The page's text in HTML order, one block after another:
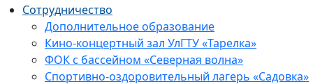
Сотрудничество
Дополнительное образование
Кино-концертный зал УлГТУ «Тарелка»
ФОК с бассейном «Северная волна»
Спортивно-оздоровительный лагерь «Садовка»